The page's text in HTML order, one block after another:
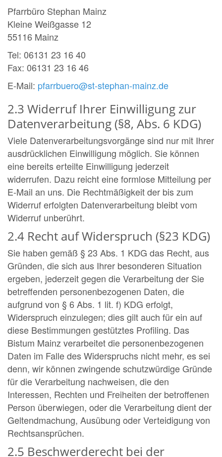
Pfarrbüro Stephan Mainz
Kleine Weißgasse 12
55116 Mainz
Tel: 06131 23 16 40
Fax: 06131 23 16 46
E-Mail: pfarrbuero@st-stephan-mainz.de
2.3 Widerruf Ihrer Einwilligung zur
Datenverarbeitung (§8, Abs. 6 KDG)
Viele Datenverarbeitungsvorgänge sind nur mit Ihrer
ausdrücklichen Einwilligung möglich. Sie können
eine bereits erteilte Einwilligung jederzeit
widerrufen. Dazu reicht eine formlose Mitteilung per
E-Mail an uns. Die Rechtmäßigkeit der bis zum
Widerruf erfolgten Datenverarbeitung bleibt vom
Widerruf unberührt.
2.4 Recht auf Widerspruch (§23 KDG)
Sie haben gemäß § 23 Abs. 1 KDG das Recht, aus
Gründen, die sich aus Ihrer besonderen Situation
ergeben, jederzeit gegen die Verarbeitung der Sie
betreffenden personenbezogenen Daten, die
aufgrund von § 6 Abs. 1 lit. f) KDG erfolgt,
Widerspruch einzulegen; dies gilt auch für ein auf
diese Bestimmungen gestütztes Profiling. Das
Bistum Mainz verarbeitet die personenbezogenen
Daten im Falle des Widerspruchs nicht mehr, es sei
denn, wir können zwingende schutzwürdige Gründe
für die Verarbeitung nachweisen, die den
Interessen, Rechten und Freiheiten der betroffenen
Person überwiegen, oder die Verarbeitung dient der
Geltendmachung, Ausübung oder Verteidigung von
Rechtsansprüchen.
2.5 Beschwerderecht bei der